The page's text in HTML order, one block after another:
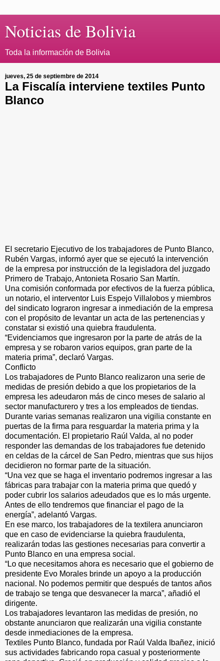
Noticias de Bolivia
Toda la información de Bolivia
jueves, 25 de septiembre de 2014
La Fiscalía interviene textiles Punto
Blanco
El secretario Ejecutivo de los trabajadores de Punto Blanco,
Rubén Vargas, informó ayer que se ejecutó la intervención
de la empresa por instrucción de la legisladora del juzgado
Primero de Trabajo, Antonieta Rosario San Martín.
Una comisión conformada por efectivos de la fuerza pública,
un notario, el interventor Luis Espejo Villalobos y miembros
del sindicato lograron ingresar a inmediación de la empresa
con el propósito de levantar un acta de las pertenencias y
constatar si existió una quiebra fraudulenta.
“Evidenciamos que ingresaron por la parte de atrás de la
empresa y se robaron varios equipos, gran parte de la
materia prima”, declaró Vargas.
Conflicto
Los trabajadores de Punto Blanco realizaron una serie de
medidas de presión debido a que los propietarios de la
empresa les adeudaron más de cinco meses de salario al
sector manufacturero y tres a los empleados de tiendas.
Durante varias semanas realizaron una vigilia constante en
puertas de la firma para resguardar la materia prima y la
documentación. El propietario Raúl Valda, al no poder
responder las demandas de los trabajadores fue detenido
en celdas de la cárcel de San Pedro, mientras que sus hijos
decidieron no formar parte de la situación.
“Una vez que se haga el inventario podremos ingresar a las
fábricas para trabajar con la materia prima que quedó y
poder cubrir los salarios adeudados que es lo más urgente.
Antes de ello tendremos que financiar el pago de la
energía”, adelantó Vargas.
En ese marco, los trabajadores de la textilera anunciaron
que en caso de evidenciarse la quiebra fraudulenta,
realizarán todas las gestiones necesarias para convertir a
Punto Blanco en una empresa social.
“Lo que necesitamos ahora es necesario que el gobierno de
presidente Evo Morales brinde un apoyo a la producción
nacional. No podemos permitir que después de tantos años
de trabajo se tenga que desvanecer la marca”, añadió el
dirigente.
Los trabajadores levantaron las medidas de presión, no
obstante anunciaron que realizarán una vigilia constante
desde inmediaciones de la empresa.
Textiles Punto Blanco, fundada por Raúl Valda Ibañez, inició
sus actividades fabricando ropa casual y posteriormente